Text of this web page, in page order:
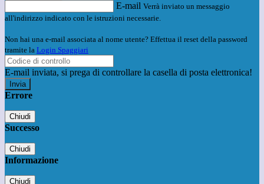
E-mail Verrà inviato un messaggio
all'indirizzo indicato con le istruzioni necessarie.
Non hai una e-mail associata al nome utente? Effettua il reset della password
tramite la Login Spaggiari
E-mail inviata, si prega di controllare la casella di posta elettronica!
Errore
Chiudi
Successo
Chiudi
Informazione
Chiudi